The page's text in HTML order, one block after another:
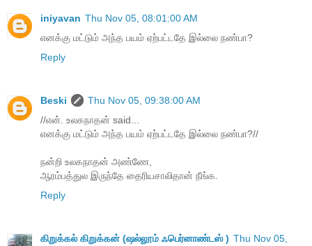
iniyavan Thu Nov 05, 08:01:00 AM
எனக்கு மட்டும் அந்த பயம் ஏற்பட்டதே இல்லை நண்பா?
Reply
Beski
Thu Nov 05, 09:38:00 AM
//என். உலகநாதன் said...
எனக்கு மட்டும் அந்த பயம் ஏற்பட்டதே இல்லை நண்பா?//
நன்றி உலகநாதன் அண்ணே,
ஆரம்பத்துல இருந்தே தைரியசாலிதான் நீங்க.
Reply
கிறுக்கல் கிறுக்கன் (ஷல்லூம் ஃபெர்னாண்டஸ் ) Thu Nov 05,